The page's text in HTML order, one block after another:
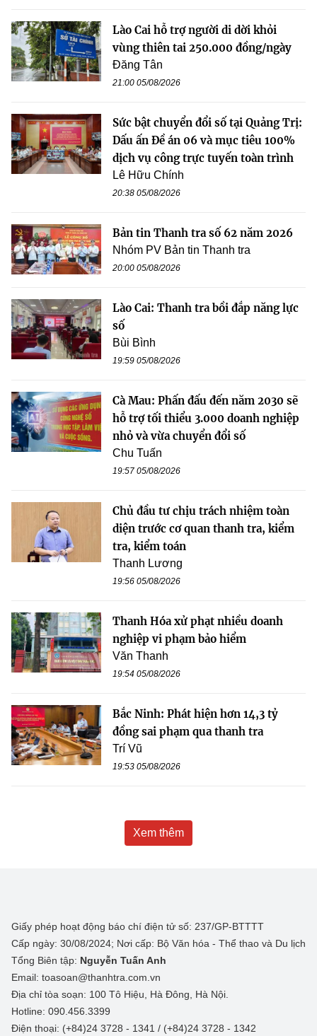
Lào Cai hỗ trợ người di dời khỏi
vùng thiên tai 250.000 đồng/ngày
Đăng Tân
21:00 05/08/2026
Sức bật chuyển đổi số tại Quảng Trị:
Dấu ấn Đề án 06 và mục tiêu 100%
dịch vụ công trực tuyến toàn trình
Lê Hữu Chính
20:38 05/08/2026
Bản tin Thanh tra số 62 năm 2026
Nhóm PV Bản tin Thanh tra
20:00 05/08/2026
Lào Cai: Thanh tra bồi đắp năng lực
số
Bùi Bình
19:59 05/08/2026
Cà Mau: Phấn đấu đến năm 2030 sẽ
hỗ trợ tối thiểu 3.000 doanh nghiệp
nhỏ và vừa chuyển đổi số
Chu Tuấn
19:57 05/08/2026
Chủ đầu tư chịu trách nhiệm toàn
diện trước cơ quan thanh tra, kiểm
tra, kiểm toán
Thanh Lương
19:56 05/08/2026
Thanh Hóa xử phạt nhiều doanh
nghiệp vi phạm bảo hiểm
Văn Thanh
19:54 05/08/2026
Bắc Ninh: Phát hiện hơn 14,3 tỷ
đồng sai phạm qua thanh tra
Trí Vũ
19:53 05/08/2026
Xem thêm
Giấy phép hoạt động báo chí điện tử số: 237/GP-BTTTT
Cấp ngày: 30/08/2024; Nơi cấp: Bộ Văn hóa - Thể thao và Du lịch
Tổng Biên tập: Nguyễn Tuấn Anh
Email: toasoan@thanhtra.com.vn
Địa chỉ tòa soạn: 100 Tô Hiệu, Hà Đông, Hà Nội.
Hotline: 090.456.3399
Điện thoại: (+84)24 3728 - 1341 / (+84)24 3728 - 1342